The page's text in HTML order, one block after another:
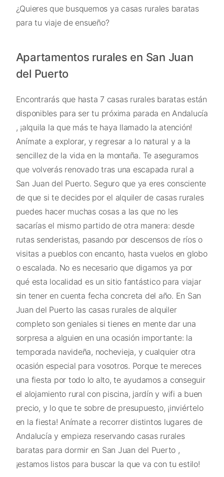
¿Quieres que busquemos ya casas rurales baratas
para tu viaje de ensueño?
Apartamentos rurales en San Juan
del Puerto
Encontrarás que hasta 7 casas rurales baratas están
disponibles para ser tu próxima parada en Andalucía
, ¡alquila la que más te haya llamado la atención!
Anímate a explorar, y regresar a lo natural y a la
sencillez de la vida en la montaña. Te aseguramos
que volverás renovado tras una escapada rural a
San Juan del Puerto. Seguro que ya eres consciente
de que si te decides por el alquiler de casas rurales
puedes hacer muchas cosas a las que no les
sacarías el mismo partido de otra manera: desde
rutas senderistas, pasando por descensos de ríos o
visitas a pueblos con encanto, hasta vuelos en globo
o escalada. No es necesario que digamos ya por
qué esta localidad es un sitio fantástico para viajar
sin tener en cuenta fecha concreta del año. En San
Juan del Puerto las casas rurales de alquiler
completo son geniales si tienes en mente dar una
sorpresa a alguien en una ocasión importante: la
temporada navideña, nochevieja, y cualquier otra
ocasión especial para vosotros. Porque te mereces
una fiesta por todo lo alto, te ayudamos a conseguir
el alojamiento rural con piscina, jardín y wifi a buen
precio, y lo que te sobre de presupuesto, ¡inviértelo
en la fiesta! Anímate a recorrer distintos lugares de
Andalucía y empieza reservando casas rurales
baratas para dormir en San Juan del Puerto ,
¡estamos listos para buscar la que va con tu estilo!